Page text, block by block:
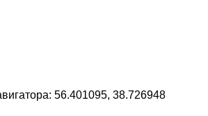
56.401095, 38.726948